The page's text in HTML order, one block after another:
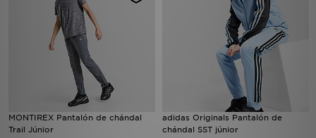
MONTIREX Pantalón de chándal
Trail Júnior
adidas Originals Pantalón de
chándal SST júnior